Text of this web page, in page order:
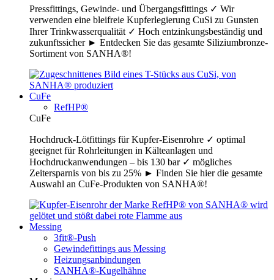
Pressfittings, Gewinde- und Übergangsfittings ✓ Wir
verwenden eine bleifreie Kupferlegierung CuSi zu Gunsten
Ihrer Trinkwasserqualität ✓ Hoch entzinkungsbeständig und
zukunftssicher ► Entdecken Sie das gesamte Siliziumbronze-
Sortiment von SANHA®!
CuFe
RefHP®
CuFe
Hochdruck-Lötfittings für Kupfer-Eisenrohre ✓ optimal
geeignet für Rohrleitungen in Kälteanlagen und
Hochdruckanwendungen – bis 130 bar ✓ mögliches
Zeitersparnis von bis zu 25% ► Finden Sie hier die gesamte
Auswahl an CuFe-Produkten von SANHA®!
Messing
3fit®-Push
Gewindefittings aus Messing
Heizungsanbindungen
SANHA®-Kugelhähne